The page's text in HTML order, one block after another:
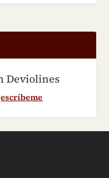
Deviolines
escríbeme